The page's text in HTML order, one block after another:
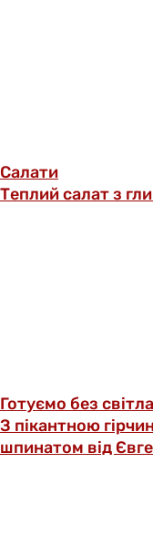
Салати
Теплий салат з
Готуємо без світла
З пікантною
шпинатом від